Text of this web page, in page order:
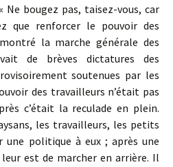
bougez pas, taisez-vous, car
que renforcer le pouvoir des
montré la marche générale des
de brèves dictatures des
soutenues par les
des travailleurs n’était pas
c’était la reculade en plein.
les travailleurs, les petits
une politique à eux ; après une
est de marcher en arrière. Il